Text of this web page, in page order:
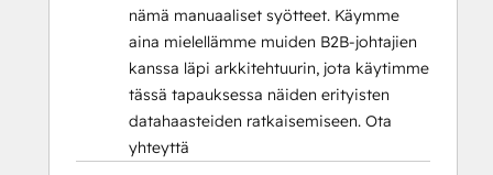
nämä manuaaliset syötteet. Käymme
aina mielellämme muiden B2B-johtajien
kanssa läpi arkkitehtuurin, jota käytimme
tässä tapauksessa näiden erityisten
datahaasteiden ratkaisemiseen. Ota
yhteyttä